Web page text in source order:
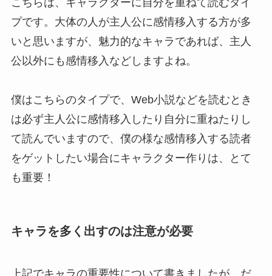
こちらは、キャラクターに自分を重ねて読むタイ
プです。大体の人が主人公に感情移入する方が多
いと思いますが、魅力的なキャラであれば、主人
公以外にも感情移入などしますよね。
僕はこちらのタイプで、Web小説などを読むとき
は必ず主人公に感情移入したり自分に重ねたりし
て読んでいますので、僕の様な感情移入する読者
をゲットしたい場合にキャラクター作りは、とて
も重要！
キャラを多く出すのは注意が必要
上記でキャラの重要性について書きましたが、だ